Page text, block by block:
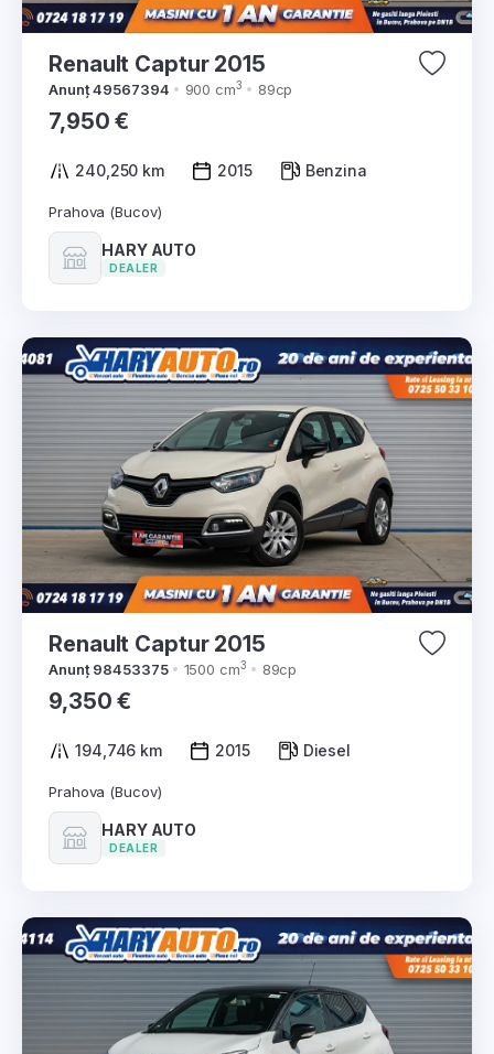
Renault Captur 2015
Anunț 49567394 900 cm3 89cp
7,950 €
240,250 km 2015 Benzina
Prahova (Bucov)
HARY AUTO
DEALER
Renault Captur 2015
Anunț 98453375 1500 cm3 89cp
9,350 €
194,746 km 2015 Diesel
Prahova (Bucov)
HARY AUTO
DEALER